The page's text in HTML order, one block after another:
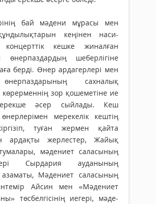
бай мәдени мұрасы мен
кеңінен наси­
концерттік кешке жиналған
өнерпаздардың шеберлігіне
берді. Өнер ардагерлері мен
сахналық
көрерменнің зор қошеметіне ие
әсер сыйлады. Кеш
мерекелік кештің
туған жермен қайта
ардақты жерлестер, Жайық
тумалары, мәдениет саласының
Сырдария ауданының
азаматы, Мәдениет саласының
Айсин мен «Мәдениет
төсбелгісінің иегері, мәде­